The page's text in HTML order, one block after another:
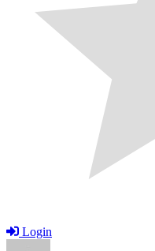
Login